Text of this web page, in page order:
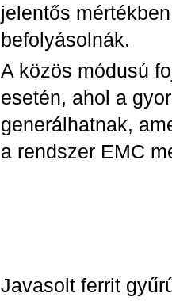
jelentős
befolyásolnák.
A közös módusú
esetén, ahol a
generálhatnak,
a rendszer EMC
Javasolt ferrit